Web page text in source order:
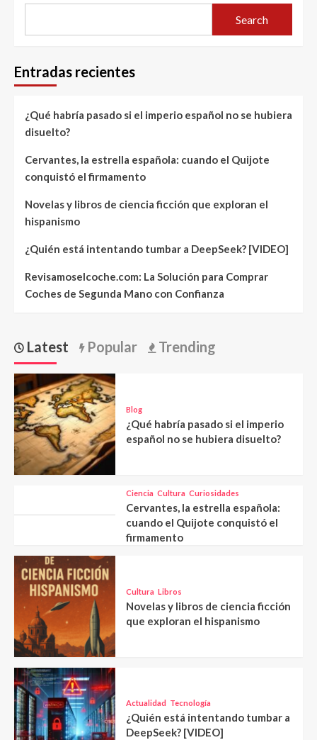
Search
Entradas recientes
¿Qué habría pasado si el imperio español no se hubiera
disuelto?
Cervantes, la estrella española: cuando el Quijote
conquistó el firmamento
Novelas y libros de ciencia ficción que exploran el
hispanismo
¿Quién está intentando tumbar a DeepSeek? [VIDEO]
Revisamoselcoche.com: La Solución para Comprar
Coches de Segunda Mano con Confianza
Latest Popular Trending
Blog
¿Qué habría pasado si el imperio
español no se hubiera disuelto?
Ciencia Cultura Curiosidades
Cervantes, la estrella española:
cuando el Quijote conquistó el
firmamento
Cultura Libros
Novelas y libros de ciencia ficción
que exploran el hispanismo
Actualidad Tecnología
¿Quién está intentando tumbar a
DeepSeek? [VIDEO]